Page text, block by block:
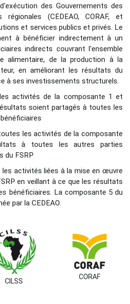
des Gouvernements des
régionales (CEDEAO, CORAF, et
et services publics et privés. Le
à bénéficier indirectement à un
indirects couvrant l'ensemble
alimentaire, de la production à la
en améliorant les résultats du
à ses investissements structurels.
activités de la composante 1 et
soient partagés à toutes les
les activités de la composante
à toutes les autres parties
du FSRP
les activités liées à la mise en œuvre
en veillant à ce que les résultats
bénéficiaires. La composante 5 du
par la CEDEAO.
CILSS
CORAF